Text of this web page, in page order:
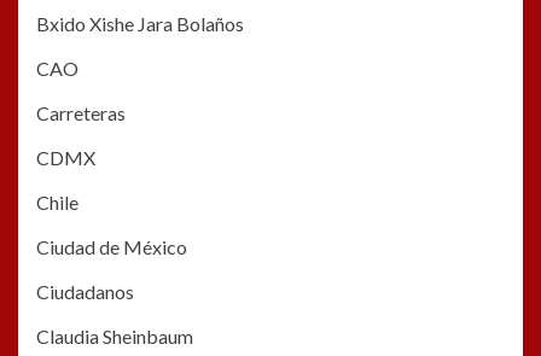
Bxido Xishe Jara Bolaños
CAO
Carreteras
CDMX
Chile
Ciudad de México
Ciudadanos
Claudia Sheinbaum